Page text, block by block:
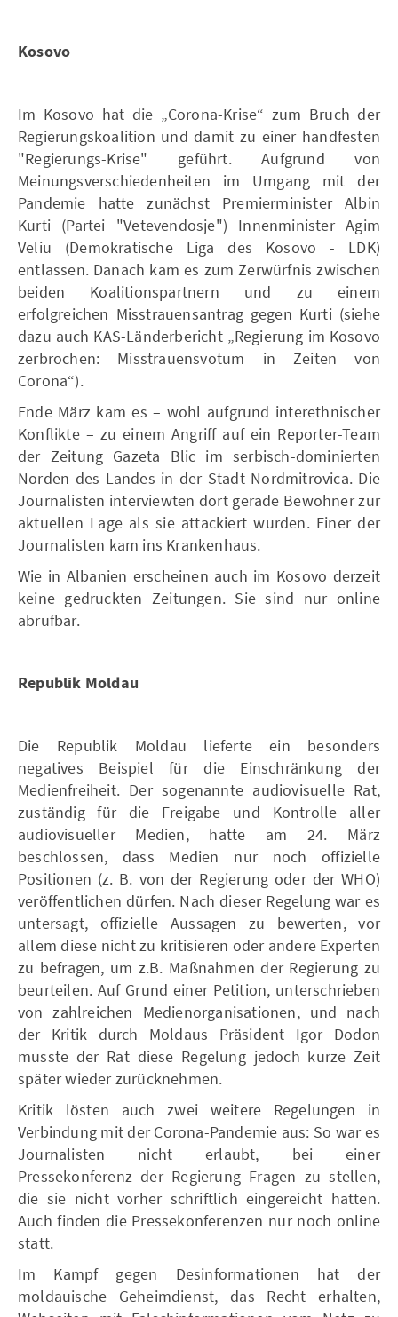
Kosovo
Im Kosovo hat die „Corona-Krise“ zum Bruch der
Regierungskoalition und damit zu einer handfesten
"Regierungs-Krise" geführt. Aufgrund von
Meinungsverschiedenheiten im Umgang mit der
Pandemie hatte zunächst Premierminister Albin
Kurti (Partei "Vetevendosje") Innenminister Agim
Veliu (Demokratische Liga des Kosovo - LDK)
entlassen. Danach kam es zum Zerwürfnis zwischen
beiden Koalitionspartnern und zu einem
erfolgreichen Misstrauensantrag gegen Kurti (siehe
dazu auch KAS-Länderbericht „Regierung im Kosovo
zerbrochen: Misstrauensvotum in Zeiten von
Corona“).
Ende März kam es – wohl aufgrund interethnischer
Konflikte – zu einem Angriff auf ein Reporter-Team
der Zeitung Gazeta Blic im serbisch-dominierten
Norden des Landes in der Stadt Nordmitrovica. Die
Journalisten interviewten dort gerade Bewohner zur
aktuellen Lage als sie attackiert wurden. Einer der
Journalisten kam ins Krankenhaus.
Wie in Albanien erscheinen auch im Kosovo derzeit
keine gedruckten Zeitungen. Sie sind nur online
abrufbar.
Republik Moldau
Die Republik Moldau lieferte ein besonders
negatives Beispiel für die Einschränkung der
Medienfreiheit. Der sogenannte audiovisuelle Rat,
zuständig für die Freigabe und Kontrolle aller
audiovisueller Medien, hatte am 24. März
beschlossen, dass Medien nur noch offizielle
Positionen (z. B. von der Regierung oder der WHO)
veröffentlichen dürfen. Nach dieser Regelung war es
untersagt, offizielle Aussagen zu bewerten, vor
allem diese nicht zu kritisieren oder andere Experten
zu befragen, um z.B. Maßnahmen der Regierung zu
beurteilen. Auf Grund einer Petition, unterschrieben
von zahlreichen Medienorganisationen, und nach
der Kritik durch Moldaus Präsident Igor Dodon
musste der Rat diese Regelung jedoch kurze Zeit
später wieder zurücknehmen.
Kritik lösten auch zwei weitere Regelungen in
Verbindung mit der Corona-Pandemie aus: So war es
Journalisten nicht erlaubt, bei einer
Pressekonferenz der Regierung Fragen zu stellen,
die sie nicht vorher schriftlich eingereicht hatten.
Auch finden die Pressekonferenzen nur noch online
statt.
Im Kampf gegen Desinformationen hat der
moldauische Geheimdienst, das Recht erhalten,